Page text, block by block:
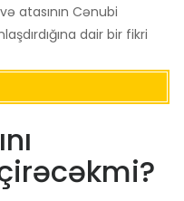
atasının Cənubi
dair bir fikri